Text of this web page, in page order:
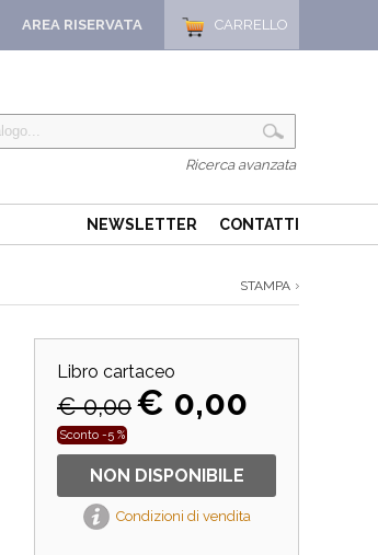
CARRELLO
AREA RISERVATA
Ricerca avanzata
NEWSLETTER CONTATTI
STAMPA
Libro cartaceo
€ 0,00€ 0,00
Sconto -5 %
NON DISPONIBILE
Condizioni di vendita